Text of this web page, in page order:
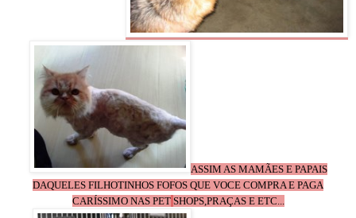
ASSIM AS MAMÃES E PAPAIS
DAQUELES FILHOTINHOS FOFOS QUE VOCE COMPRA E PAGA
CARÍSSIMO NAS PET SHOPS,PRAÇAS E ETC...